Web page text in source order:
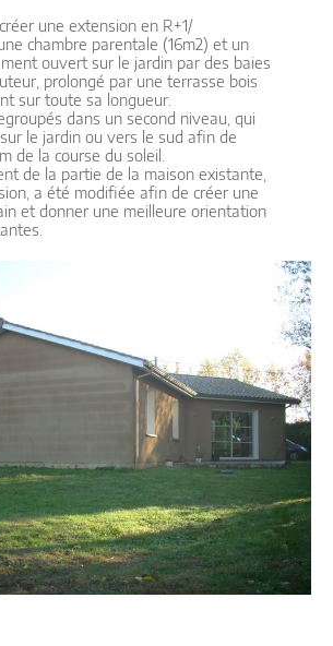
une extension en R+1/
chambre parentale (16m2) et un
ouvert sur le jardin par des baies
prolongé par une terrasse bois
sur toute sa longueur.
dans un second niveau, qui
le jardin ou vers le sud afin de
de la course du soleil.
de la partie de la maison existante,
a été modifiée afin de créer une
et donner une meilleure orientation